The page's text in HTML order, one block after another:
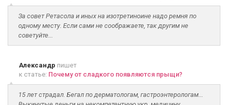
За совет Ретасола и иных на изотретиноине надо ремня по
одному месту. Если сами не соображаете, так другим не
советуйте...
Александр пишет
к статье: Почему от сладкого появляются прыщи?
15 лет страдал. Бегал по дерматологам, гастроэнтерологам...